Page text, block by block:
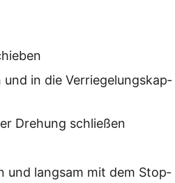
und in die Ver­rie­ge­lungs­kap­
Dre­hung schließen
und lang­sam mit dem Stop­